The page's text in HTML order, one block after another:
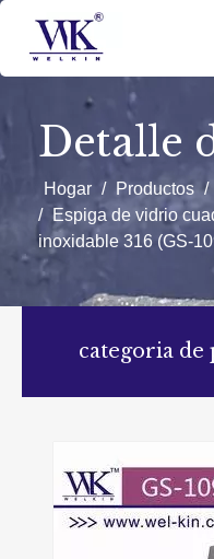
Detalle
Hogar / Productos /
/ Espiga de vidrio
inoxidable 316 (GS-
categoria de